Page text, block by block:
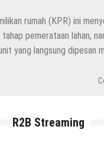
bymusa r2b
Sasaran MBG Dari
Mencuat, Begini
rumah (KPR) ini
pemerataan lahan,
yang langsung dipesan
R2B Streaming